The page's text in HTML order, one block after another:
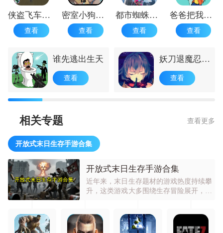
侠盗飞车罪恶都市免费
查看
密室小狗失踪案
查看
都市蜘蛛飞人
查看
爸爸把我锁在家里了
查看
谁先逃出生天
查看
妖刀退魔忍手
机版
查看
相关专题 查看更多
开放式末日生存手游合集
开放式末日生存手游合集
近年来，末日生存题材的游戏热度持续攀
升，这类游戏大多围绕生存冒险展开，玩
法的不断成熟，不少开放世界丧尸题材的
游戏也陆续推出。在这类游戏中，玩家需